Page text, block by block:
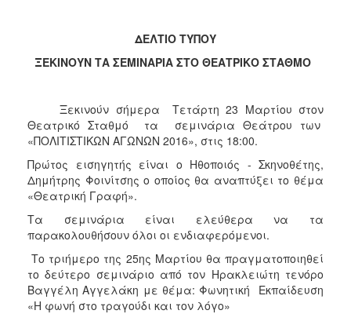
2012
2011
2010
2006
ΤΟΠΟΣ
ΔΕΛΤΙΟ ΤΥΠΟΥ
ΞΕΚΙΝΟΥΝ ΤΑ ΣΕΜΙΝΑΡΙΑ ΣΤΟ ΘΕΑΤΡΙΚΟ ΣΤΑΘΜΟ
Ξεκινούν σήμερα Τετάρτη 23 Μαρτίου στον
Θεατρικό Σταθμό τα σεμινάρια Θεάτρου των
«ΠΟΛΙΤΙΣΤΙΚΩΝ ΑΓΩΝΩΝ 2016», στις 18:00.
Πρώτος εισηγητής είναι ο Ηθοποιός - Σκηνοθέτης,
Δημήτρης Φοινίτσης ο οποίος θα αναπτύξει το θέμα
«Θεατρική Γραφή».
Τα σεμινάρια είναι ελεύθερα να τα
παρακολουθήσουν όλοι οι ενδιαφερόμενοι.
Το τριήμερο της 25ης Μαρτίου θα πραγματοποιηθεί
το δεύτερο σεμινάριο από τον Ηρακλειώτη τενόρο
Βαγγέλη Αγγελάκη με θέμα: Φωνητική Εκπαίδευση
«Η φωνή στο τραγούδι και τον λόγο»